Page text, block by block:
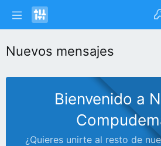
Nuevos mensajes
Bienvenido a
¿Quieres unirte al resto de